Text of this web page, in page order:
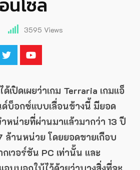
3595 Views
ปิดเผยว่าเกม Terraria เกมแอ็
บ็อกซ์แบบเลื่อนข้างนี้ มียอด
หน่ายที่ผ่านมาแล้วมากว่า 13 ปี
ล้านหน่วย โดยยอดขายเกือบ
เวอร์ชัน PC เท่านั้น และ